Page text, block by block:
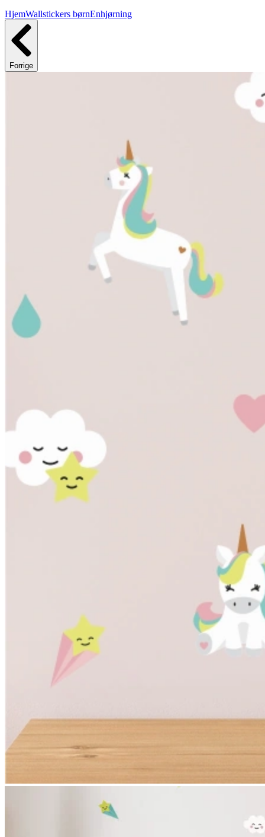
HjemWallstickers børnEnhjørning
Forrige